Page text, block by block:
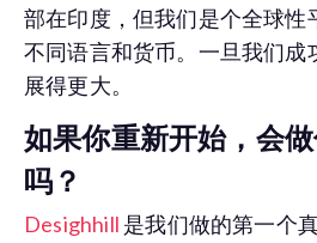
部在印度，但我们是个全球性
不同语言和货币。一旦我们成
展得更大。
如果你重新开始，会
吗？
Desighhill 是我们做的第一个